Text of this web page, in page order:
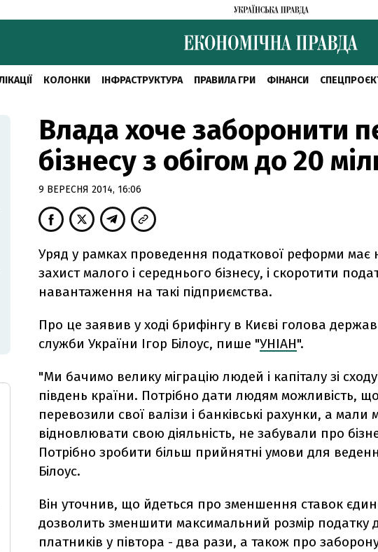
КОЛОНКИ ІНФРАСТРУКТУРА ПРАВИЛА ГРИ ФІНАНСИ
Влада хоче заборонити
бізнесу з обігом до 20
9 ВЕРЕСНЯ 2014, 16:06
Уряд у рамках проведення податкової реформи має
захист малого і середнього бізнесу, і скоротити
навантаження на такі підприємства.
Про це заявив у ході брифінгу в Києві голова
служби України Ігор Білоус, пише "УНІАН".
"Ми бачимо велику міграцію людей і капіталу зі
південь країни. Потрібно дати людям можливість,
перевозили свої валізи і банківські рахунки, а мали
відновлювати свою діяльність, не забували про
Потрібно зробити більш прийнятні умови для
Білоус.
Він уточнив, що йдеться про зменшення ставок
дозволить зменшити максимальний розмір податку
платників у півтора - два рази, а також про